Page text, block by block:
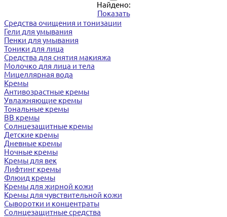
Найдено:
Показать
Средства очищения и тонизации
Гели для умывания
Пенки для умывания
Тоники для лица
Средства для снятия макияжа
Молочко для лица и тела
Мицеллярная вода
Кремы
Антивозрастные кремы
Увлажняющие кремы
Тональные кремы
BB кремы
Солнцезащитные кремы
Детские кремы
Дневные кремы
Ночные кремы
Кремы для век
Лифтинг кремы
Флюид кремы
Кремы для жирной кожи
Кремы для чувствительной кожи
Сыворотки и концентраты
Солнцезащитные средства